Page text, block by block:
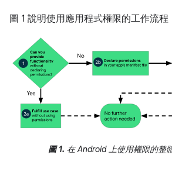
圖 1 說明使用應用程式權限的工作流程
圖 1. 在 Android 上使用權限的整